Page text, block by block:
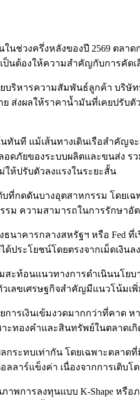
นช่วงครึ่งหลังของปี 2569 ตล
นต้องให้ความสำคัญกับการคั
บริหารความสัมพันธ์ลูกค้า บริ
งผลให้ราคาน้ำมันที่เคยปรับ
นที แม้เส้นทางเดินเรือสำคัญ
ดภัยของระบบผลิตและขนส่ง
ให้ปรับตัวลงแรงในระยะสั้น
กดดันบางอุตสาหกรรม โดย
ความสามารถในการรักษาอัต
าคารกลางสหรัฐฯ หรือ Fed
ประโยชน์โดยตรงจากเม็ดเงิน
ะท้อนแนวทางการดำเนินนโย
เลขเศรษฐกิจสำคัญมีแนวโน้มเ
รเงินเข้มงวดมากกว่าที่คาด
ทองคำและสินทรัพย์ในตลาดเ
กระทบเท่ากัน โดยเฉพาะตล
ร์แข็งค่า เนื่องจากการเติบโต
าพการลงทุนแบบ K-Shape ห